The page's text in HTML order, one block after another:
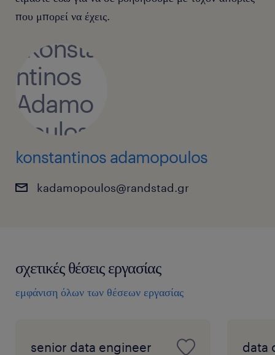
που μπορεί να έχεις.
konstantinos adamopoulos
kadamopoulos@randstad.gr
σχετικές θέσεις εργασίας
εμφάνιση όλων των θέσεων εργασίας
senior data engineer data